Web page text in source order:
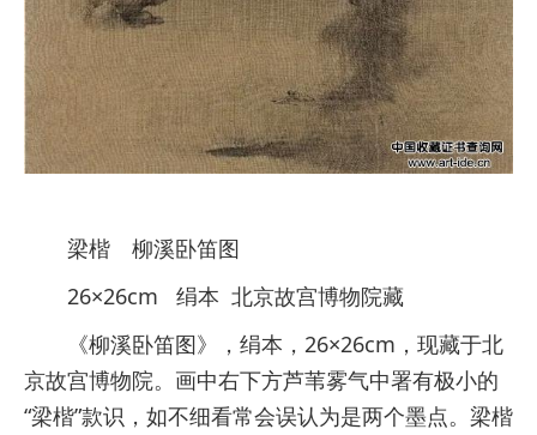
梁楷 柳溪卧笛图
26×26cm 绢本 北京故宫博物院藏
《柳溪卧笛图》，绢本，26×26cm，现藏于北
京故宫博物院。画中右下方芦苇雾气中署有极小的
“梁楷”款识，如不细看常会误认为是两个墨点。梁楷